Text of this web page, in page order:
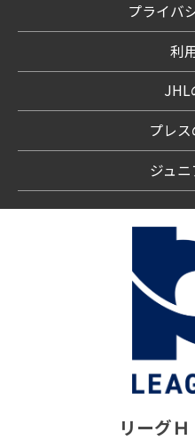
プライバ
利
JHL
プレ
ジュ
リーグＨ